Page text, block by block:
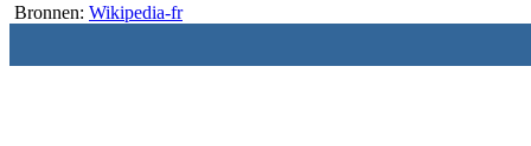
Bronnen: Wikipedia-fr